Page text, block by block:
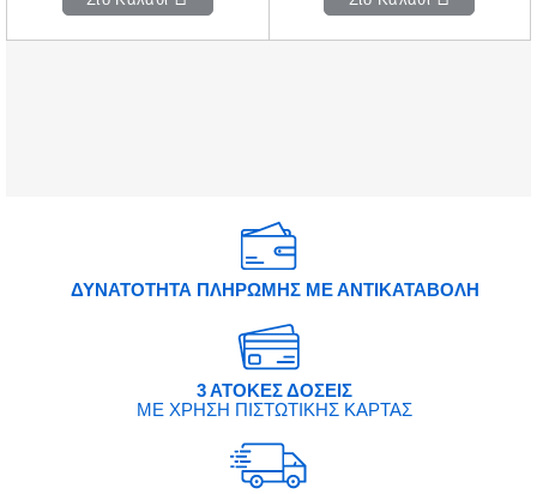
ΔΥΝΑΤΟΤΗΤΑ ΠΛΗΡΩΜΗΣ ΜΕ ΑΝΤΙΚΑΤΑΒΟΛΗ
3 ΑΤΟΚΕΣ ΔΟΣΕΙΣ
ΜΕ ΧΡΗΣΗ ΠΙΣΤΩΤΙΚΗΣ ΚΑΡΤΑΣ